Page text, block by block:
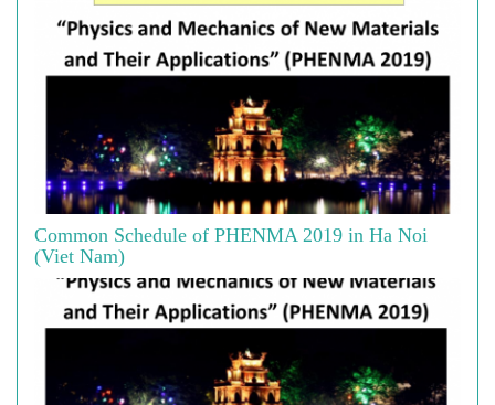
Common Schedule of PHENMA 2019 in Ha Noi
(Viet Nam)